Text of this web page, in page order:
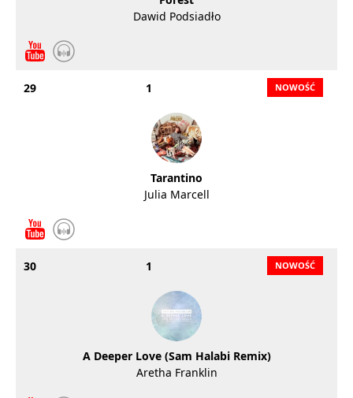
Dawid Podsiadło
29 1
Tarantino
Julia Marcell
30 1
A Deeper Love (Sam Halabi Remix)
Aretha Franklin